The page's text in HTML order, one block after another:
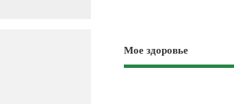
Мое здоровье